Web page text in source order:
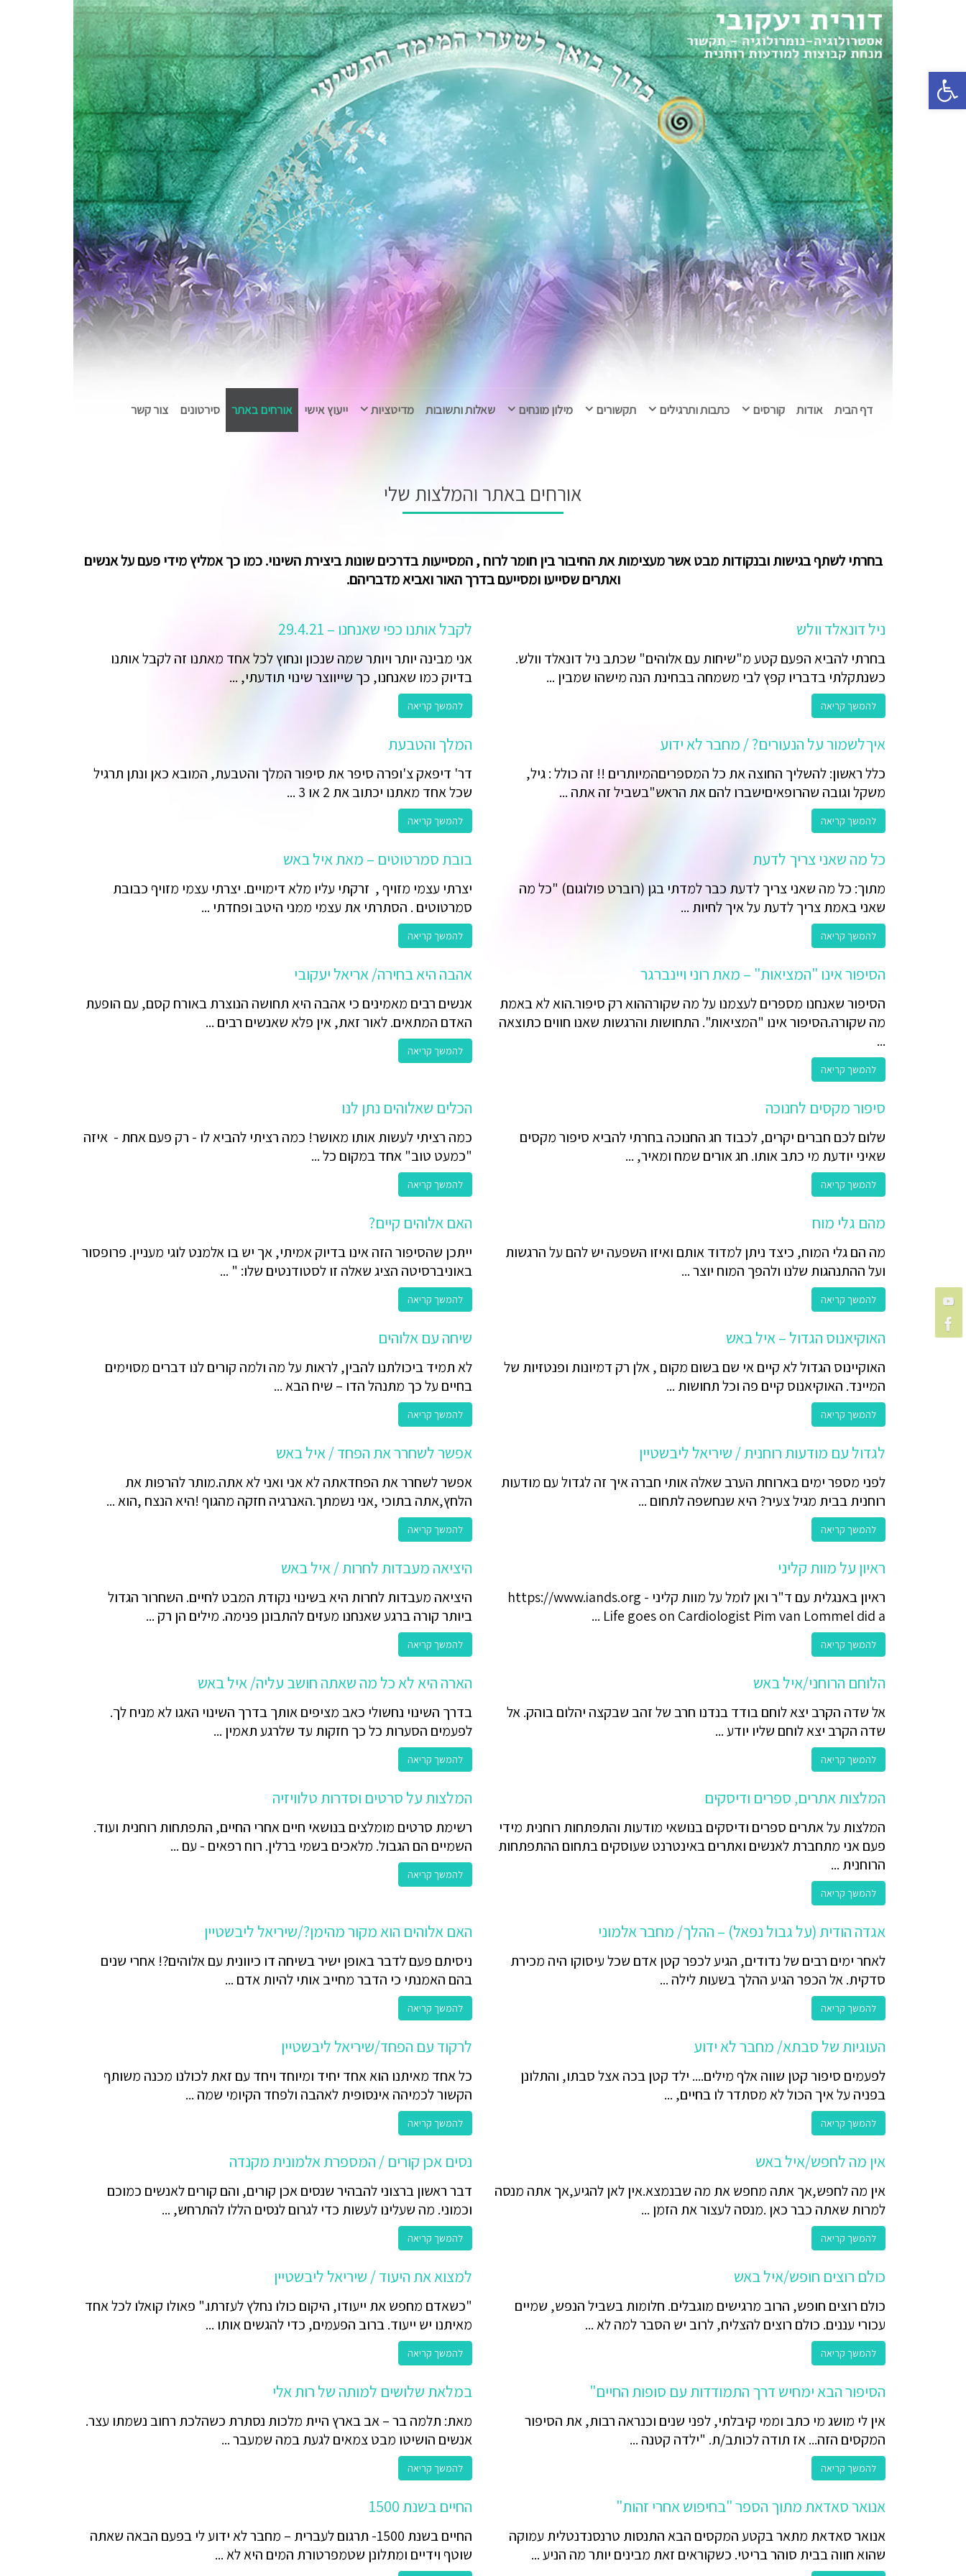
פתח סרגל נגישות
דף הבית אודות קורסים כתבות ותרגילים תקשורים מילון מונחים שאלות ותשובות מדיטציות ייעוץ אישי אורחים באתר סירטונים צור קשר
אורחים באתר והמלצות שלי
בחרתי לשתף בגישות ובנקודות מבט אשר מעצימות את החיבור בין חומר לרוח , המסייעות בדרכים שונות ביצירת השינוי. כמו כך אמליץ מידי פעם על אנשים
ואתרים שסייעו ומסייעם בדרך האור ואביא מדבריהם.
לקבל אותנו כפי שאנחנו – 29.4.21
אני מבינה יותר ויותר שמה שנכון ונחוץ לכל אחד מאתנו זה לקבל אותנו
בדיוק כמו שאנחנו, כך שייווצר שינוי תודעתי, ...
להמשך קריאה
ניל דונאלד וולש
בחרתי להביא הפעם קטע מ"שיחות עם אלוהים" שכתב ניל דונאלד וולש.
כשנתקלתי בדבריו קפץ לבי משמחה בבחינת הנה מישהו שמבין ...
להמשך קריאה
המלך והטבעת
דר' דיפאק צ'ופרה סיפר את סיפור המלך והטבעת, המובא כאן ונתן תרגיל
שכל אחד מאתנו יכתוב את 2 או 3 ...
להמשך קריאה
איךלשמור על הנעורים? / מחבר לא ידוע
כלל ראשון: להשליך החוצה את כל המספריםהמיותרים !! זה כולל : גיל,
משקל וגובה שהרופאיםישברו להם את הראש"בשביל זה אתה ...
להמשך קריאה
בובת סמרטוטים – מאת איל באש
יצרתי עצמי מזויף , זרקתי עליו מלא דימויים. יצרתי עצמי מזויף כבובת
סמרטוטים . הסתרתי את עצמי ממני היטב ופחדתי ...
להמשך קריאה
כל מה שאני צריך לדעת
מתוך: כל מה שאני צריך לדעת כבר למדתי בגן (רוברט פולוגום) "כל מה
שאני באמת צריך לדעת על איך לחיות ...
להמשך קריאה
אהבה היא בחירה/ אריאל יעקובי
אנשים רבים מאמינים כי אהבה היא תחושה הנוצרת באורח קסם, עם הופעת
האדם המתאים. לאור זאת, אין פלא שאנשים רבים ...
להמשך קריאה
הסיפור אינו "המציאות" – מאת רוני ויינברגר
הסיפור שאנחנו מספרים לעצמנו על מה שקורההוא רק סיפור.הוא לא באמת
מה שקורה.הסיפור אינו "המציאות". התחושות והרגשות שאנו חווים כתוצאה
...
להמשך קריאה
הכלים שאלוהים נתן לנו
כמה רציתי לעשות אותו מאושר! כמה רציתי להביא לו - רק פעם אחת - איזה
"כמעט טוב" אחד במקום כל ...
להמשך קריאה
סיפור מקסים לחנוכה
שלום לכם חברים יקרים, לכבוד חג החנוכה בחרתי להביא סיפור מקסים
שאיני יודעת מי כתב אותו. חג אורים שמח ומאיר, ...
להמשך קריאה
האם אלוהים קיים?
ייתכן שהסיפור הזה אינו בדיוק אמיתי, אך יש בו אלמנט לוגי מעניין. פרופסור
באוניברסיטה הציג שאלה זו לסטודנטים שלו: " ...
להמשך קריאה
מהם גלי מוח
מה הם גלי המוח, כיצד ניתן למדוד אותם ואיזו השפעה יש להם על הרגשות
ועל ההתנהגות שלנו ולהפך המוח יוצר ...
להמשך קריאה
שיחה עם אלוהים
לא תמיד ביכולתנו להבין, לראות על מה ולמה קורים לנו דברים מסוימים
בחיים על כך מתנהל הדו – שיח הבא ...
להמשך קריאה
האוקיאנוס הגדול – איל באש
האוקיינוס הגדול לא קיים אי שם בשום מקום , אלן רק דמיונות ופנטזיות של
המיינד. האוקיאנוס קיים פה וכל תחושות ...
להמשך קריאה
אפשר לשחרר את הפחד / איל באש
אפשר לשחרר את הפחדאתה לא אני ואני לא אתה.מותר להרפות את
הלחץ,אתה בתוכי ,אני נשמתך.האנרגיה חזקה מהגוף !היא הנצח ,הוא ...
להמשך קריאה
לגדול עם מודעות רוחנית / שיריאל ליבשטיין
לפני מספר ימים בארוחת הערב שאלה אותי חברה איך זה לגדול עם מודעות
רוחנית בבית מגיל צעיר? היא שנחשפה לתחום ...
להמשך קריאה
היציאה מעבדות לחרות / איל באש
היציאה מעבדות לחרות היא בשינוי נקודת המבט לחיים. השחרור הגדול
ביותר קורה ברגע שאנחנו מעזים להתבונן פנימה. מילים הן רק ...
להמשך קריאה
ראיון על מוות קליני
ראיון באנגלית עם ד"ר ואן לומל על מוות קליני - https://www.iands.org
Life goes on Cardiologist Pim van Lommel did a ...
להמשך קריאה
הארה היא לא כל מה שאתה חושב עליה/ איל באש
בדרך השינוי נחשולי כאב מציפים אותך בדרך השינוי האגו לא מניח לך.
לפעמים הסערות כל כך חזקות עד שלרגע תאמין ...
להמשך קריאה
הלוחם הרוחני/איל באש
אל שדה הקרב יצא לוחם בודד בנדנו חרב של זהב שבקצה יהלום בוהק. אל
שדה הקרב יצא לוחם שליו יודע ...
להמשך קריאה
המלצות על סרטים וסדרות טלוויזיה
רשימת סרטים מומלצים בנושאי חיים אחרי החיים, התפתחות רוחנית ועוד.
השמיים הם הגבול. מלאכים בשמי ברלין. רוח רפאים - עם ...
להמשך קריאה
המלצות אתרים, ספרים ודיסקים
המלצות על אתרים ספרים ודיסקים בנושאי מודעות והתפתחות רוחנית מידי
פעם אני מתחברת לאנשים ואתרים באינטרנט שעוסקים בתחום ההתפתחות
הרוחנית ...
להמשך קריאה
האם אלוהים הוא מקור מהימן?/שיריאל ליבשטיין
ניסיתם פעם לדבר באופן ישיר בשיחה דו כיוונית עם אלוהים?! אחרי שנים
בהם האמנתי כי הדבר מחייב אותי להיות אדם ...
להמשך קריאה
אגדה הודית (על גבול נפאל) – ההלך/ מחבר אלמוני
לאחר ימים רבים של נדודים, הגיע לכפר קטן אדם שכל עיסוקו היה מכירת
סדקית. אל הכפר הגיע ההלך בשעות לילה ...
להמשך קריאה
לרקוד עם הפחד/שיריאל ליבשטיין
כל אחד מאיתנו הוא אחד יחיד ומיוחד ויחד עם זאת לכולנו מכנה משותף
הקשור לכמיהה אינסופית לאהבה ולפחד הקיומי שמה ...
להמשך קריאה
העוגיות של סבתא/ מחבר לא ידוע
לפעמים סיפור קטן שווה אלף מילים.... ילד קטן בכה אצל סבתו, והתלונן
בפניה על איך הכול לא מסתדר לו בחיים, ...
להמשך קריאה
נסים אכן קורים / המספרת אלמונית מקנדה
דבר ראשון ברצוני להבהיר שנסים אכן קורים, והם קורים לאנשים כמוכם
וכמוני. מה שעלינו לעשות כדי לגרום לנסים הללו להתרחש, ...
להמשך קריאה
אין מה לחפש/איל באש
אין מה לחפש,אך אתה מחפש את מה שבנמצא.אין לאן להגיע,אך אתה מנסה
למרות שאתה כבר כאן .מנסה לעצור את הזמן ...
להמשך קריאה
למצוא את היעוד / שיריאל ליבשטיין
"כשאדם מחפש את ייעודו, היקום כולו נחלץ לעזרתו." פאולו קואלו לכל אחד
מאיתנו יש ייעוד. ברוב הפעמים, כדי להגשים אותו ...
להמשך קריאה
כולם רוצים חופש/איל באש
כולם רוצים חופש, הרוב מרגישים מוגבלים. חלומות בשביל הנפש, שמיים
עכורי עננים. כולם רוצים להצליח, לרוב יש הסבר למה לא ...
להמשך קריאה
במלאת שלושים למותה של רות אלי
מאת: תלמה בר – אב בארץ היית מלכות נסתרת כשהלכת רחוב נשמתו עצר.
אנשים הושיטו מבט צמאים לגעת במה שמעבר ...
להמשך קריאה
הסיפור הבא ימחיש דרך התמודדות עם סופות החיים"
אין לי מושג מי כתב וממי קיבלתי, לפני שנים וכנראה רבות, את הסיפור
המקסים הזה... אז תודה לכותב/ת. "ילדה קטנה ...
להמשך קריאה
החיים בשנת 1500
החיים בשנת 1500- תרגום לעברית – מחבר לא ידוע לי בפעם הבאה שאתה
שוטף וידיים ומתלונן שטמפרטורת המים היא לא ...
אנואר סאדאת מתוך הספר "בחיפוש אחרי זהות"
אנואר סאדאת מתאר בקטע המקסים הבא התנסות טרנסנדנטלית עמוקה
שהוא חווה בבית סוהר בריטי. כשקוראים זאת מבינים יותר מה הניע ...